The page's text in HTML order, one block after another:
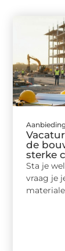
de
sterke
Sta je
vraag je